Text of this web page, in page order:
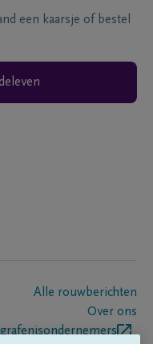
een kaarsje of bestel
Alle rouwberichten
Over ons